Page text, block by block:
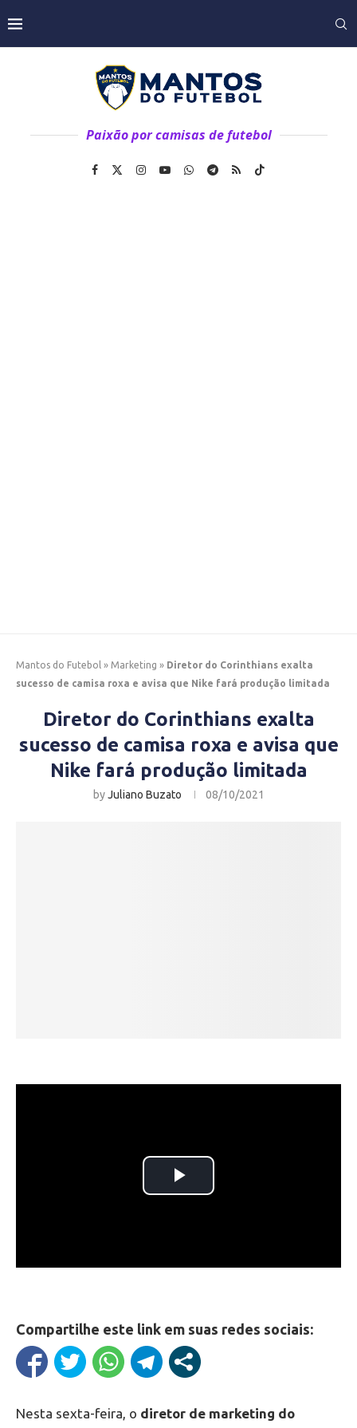
Paixão por camisas de futebol
Mantos do Futebol » Marketing » Diretor do Corinthians exalta
sucesso de camisa roxa e avisa que Nike fará produção limitada
Diretor do Corinthians exalta
sucesso de camisa roxa e avisa que
Nike fará produção limitada
byJuliano Buzato 08/10/2021
Compartilhe este link em suas redes sociais:
Nesta sexta-feira, o diretor de marketing do